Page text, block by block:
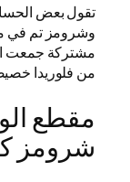
تقول بعض
وشرومز تم في
مشتركة جمعت
من فلوريدا
مقطع
شرومز